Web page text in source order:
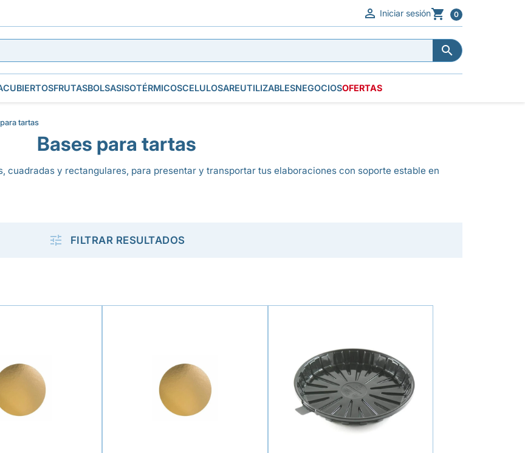
 Iniciar sesión 0


CUBIERTOSFRUTASBOLSASISOTÉRMICOSCELULOSAREUTILIZABLESNEGOCIOSOFERTAS
tartas
Bases para tartas
cuadradas y rectangulares, para presentar y transportar tus elaboraciones con soporte estable en
 FILTRAR RESULTADOS